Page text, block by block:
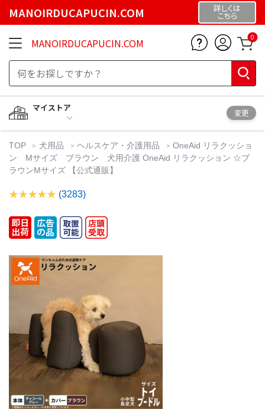
MANOIRDUCAPUCIN.COM 詳しくは
こちら
MANOIRDUCAPUCIN.COM 0
マイストア
変更
TOP 犬用品 ヘルスケア・介護用品
OneAid リラクッショ
ン Mサイズ ブラウン 犬用介護 OneAid リラクッション ☆ブ
ラウンMサイズ 【公式通販】
(3283)